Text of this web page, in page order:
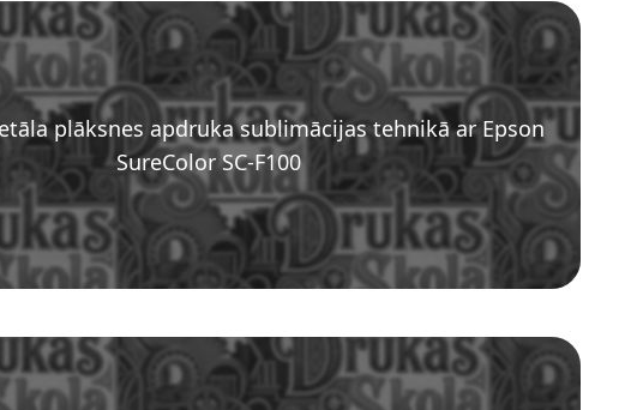
plāksnes apdruka sublimācijas tehnikā ar Epson
SureColor SC-F100